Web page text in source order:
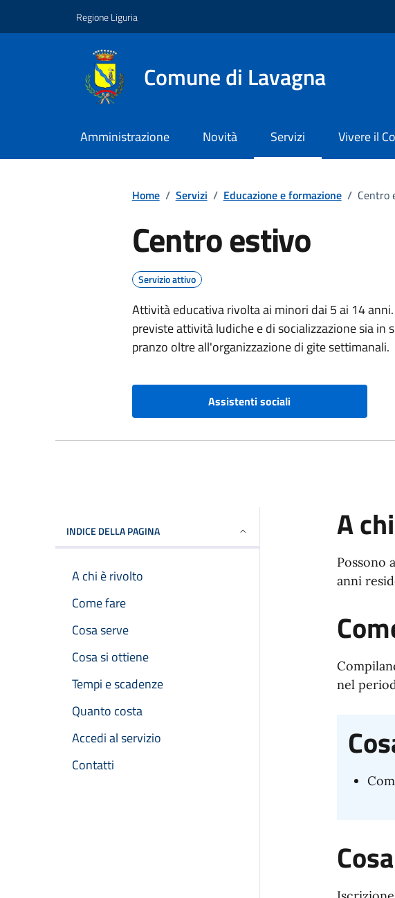
Regione Liguria
Comune di Lavagna
Amministrazione Novità Servizi Vivere il
Home / Servizi / Educazione e formazione / Centro
Centro estivo
Servizio attivo
Attività educativa rivolta ai minori dai 5 ai 14
previste attività ludiche e di socializzazione sia in
pranzo oltre all'organizzazione di gite settimanali.
Assistenti sociali
INDICE DELLA PAGINA
A chi è rivolto
Come fare
Cosa serve
Cosa si ottiene
Tempi e scadenze
Quanto costa
Accedi al servizio
Contatti
A
Possono
anni
nel